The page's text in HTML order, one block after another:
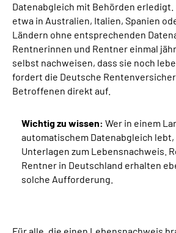
Datenabgleich mit Behörden
etwa in Australien, Italien, Spanien
Ländern ohne entsprechenden
Rentnerinnen und Rentner einmal
selbst nachweisen, dass sie noch
fordert die Deutsche
Betroffenen direkt auf.
Wichtig zu wissen: Wer in einem
automatischem Datenabgleich
Unterlagen zum Lebensnachweis.
Rentner in Deutschland erhalten
solche Aufforderung.